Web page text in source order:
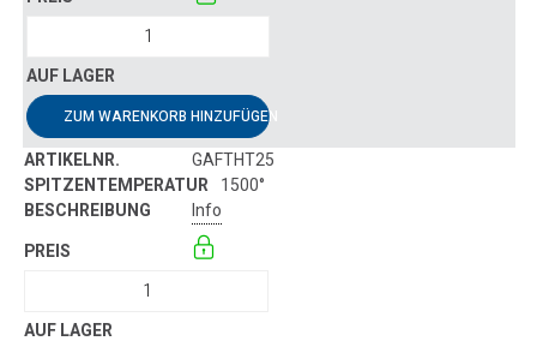
ZUM WARENKORB HINZUFÜGEN
GAFTHT25
1500°
Info